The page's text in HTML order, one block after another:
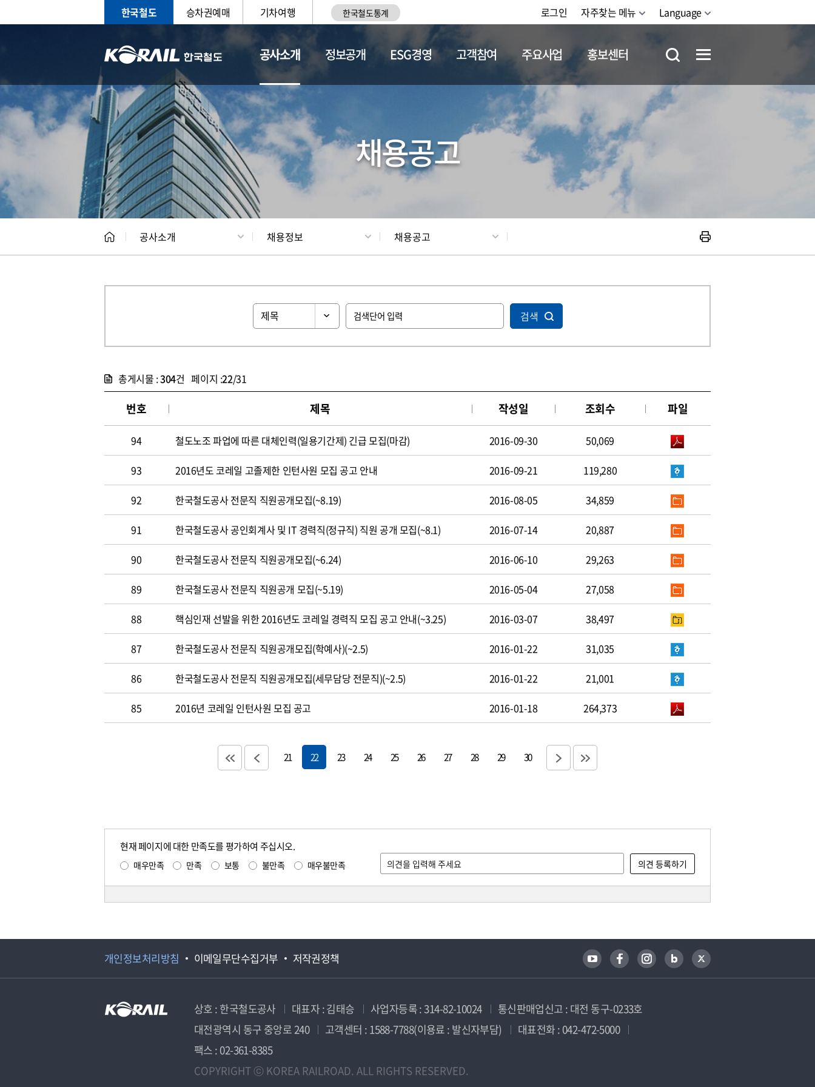
한국철도 승차권예매 기차여행 한국철도통계 로그인 자주찾는 메뉴 Language
공사소개
CEO 일반현황 채용정보
정보공개 ESG경영 고객참여 주요사업 홍보센터
채용공고
공사소개 채용정보 채용공고
검색
총게시물 :304건 페이지 :22/31
번호 제목 작성일 조회수 파일
94 철도노조 파업에 따른 대체인력(일용기간제) 긴급 모집(마감) 2016-09-30 50,069
93 2016년도 코레일 고졸제한 인턴사원 모집 공고 안내 2016-09-21 119,280
92 한국철도공사 전문직 직원공개모집(~8.19) 2016-08-05 34,859
91 한국철도공사 공인회계사 및 IT 경력직(정규직) 직원 공개 모집(~8.1) 2016-07-14 20,887
90 한국철도공사 전문직 직원공개모집(~6.24) 2016-06-10 29,263
89 한국철도공사 전문직 직원공개 모집(~5.19) 2016-05-04 27,058
88 핵심인재 선발을 위한 2016년도 코레일 경력직 모집 공고 안내(~3.25) 2016-03-07 38,497
87 한국철도공사 전문직 직원공개모집(학예사)(~2.5) 2016-01-22 31,035
86 한국철도공사 전문직 직원공개모집(세무담당 전문직)(~2.5) 2016-01-22 21,001
85 2016년 코레일 인턴사원 모집 공고 2016-01-18 264,373
21 22 23 24 25 26 27 28 29 30
현재 페이지에 대한 만족도를 평가하여 주십시오.
매우만족 만족 보통 불만족 매우불만족
개인정보처리방침 이메일무단수집거부 저작권정책
상호 : 한국철도공사 대표자 : 김태승 사업자등록 : 314-82-10024
통신판매업신고 : 대전 동구-0233호
대전광역시 동구 중앙로 240
고객센터 : 1588-7788(이용료 : 발신자부담)
대표전화 : 042-472-5000
팩스 : 02-361-8385
COPYRIGHT ⓒ KOREA RAILROAD. ALL RIGHTS RESERVED.